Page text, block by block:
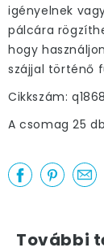
igényelnek
pálcára
hogy
szájjal történő
Cikkszám:
A csomag 25
További